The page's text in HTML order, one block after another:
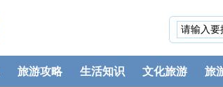
旅游攻略 生活知识 文化旅游 旅